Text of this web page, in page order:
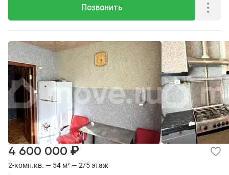
Позвонить
2-комн.кв. — 54 м² — 2/5 этаж
4 600 000 ₽